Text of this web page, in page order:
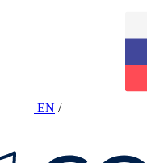
EN /